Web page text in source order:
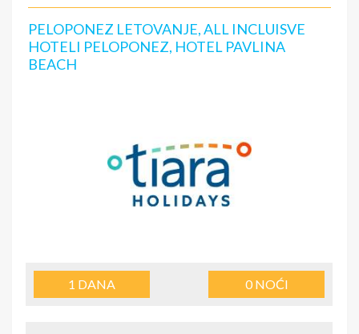
PELOPONEZ LETOVANJE, ALL INCLUISVE
HOTELI PELOPONEZ, HOTEL PAVLINA
BEACH
1 DANA 0NOĆI